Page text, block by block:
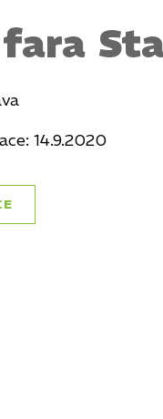
14.9.2020